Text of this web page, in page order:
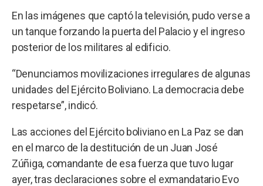
En las imágenes que captó la televisión, pudo verse a
un tanque forzando la puerta del Palacio y el ingreso
posterior de los militares al edificio.
“Denunciamos movilizaciones irregulares de algunas
unidades del Ejército Boliviano. La democracia debe
respetarse”, indicó.
Las acciones del Ejército boliviano en La Paz se dan
en el marco de la destitución de un Juan José
Zúñiga, comandante de esa fuerza que tuvo lugar
ayer, tras declaraciones sobre el exmandatario Evo